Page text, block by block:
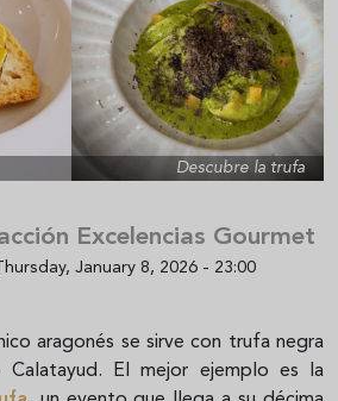
Descubre la trufa
Excelencias Gourmet
January 8, 2026 - 23:00
aragonés se sirve con trufa negra
El mejor ejemplo es la